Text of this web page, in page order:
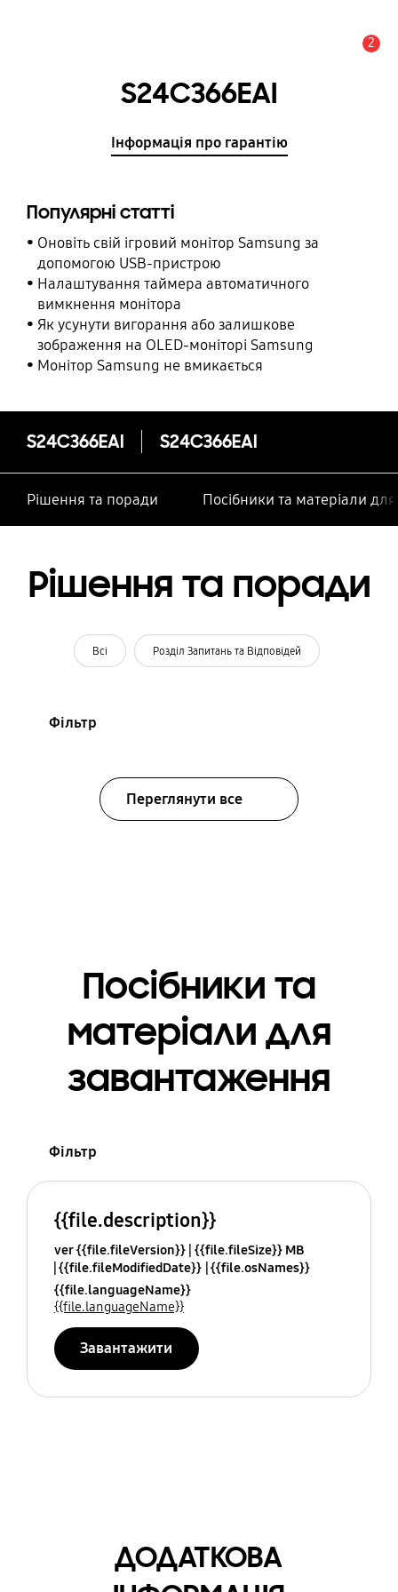
2
S24C366EAI
Інформація про гарантію
Популярні статті
Оновіть свій ігровий монітор Samsung за
допомогою USB-пристрою
Налаштування таймера автоматичного
вимкнення монітора
Як усунути вигорання або залишкове
зображення на OLED-моніторі Samsung
Монітор Samsung не вмикається
S24C366EAI S24C366EAI
Рішення та поради Посібники та матеріали
Рішення та поради
Всі Розділ Запитань та Відповідей
Фільтр
Переглянути все
Посібники та
матеріали для
завантаження
Фільтр
{{file.description}}
ver {{file.fileVersion}} {{file.fileSize}} MB
{{file.fileModifiedDate}} {{file.osNames}}
{{file.languageName}}
{{file.languageName}}
Завантажити
ДОДАТКОВА